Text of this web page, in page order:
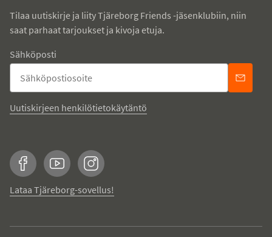
Tilaa uutiskirje ja liity Tjäreborg Friends -jäsenklubiin, niin
saat parhaat tarjoukset ja kivoja etuja.
Sähköposti
Uutiskirjeen henkilötietokäytäntö
FacebookYouTubeInstagram
Lataa Tjäreborg-sovellus!